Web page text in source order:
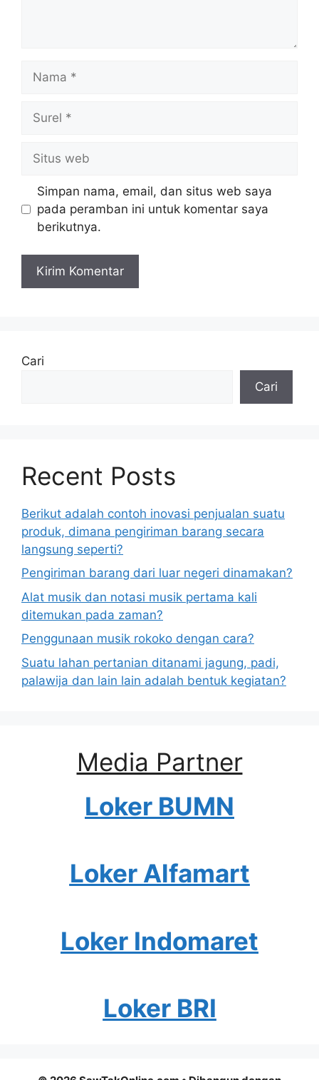
Nama
Surel
Situs
web
Simpan nama, email, dan situs web saya
pada peramban ini untuk komentar saya
berikutnya.
Cari
Cari
Recent Posts
Berikut adalah contoh inovasi penjualan suatu
produk, dimana pengiriman barang secara
langsung seperti?
Pengiriman barang dari luar negeri dinamakan?
Alat musik dan notasi musik pertama kali
ditemukan pada zaman?
Penggunaan musik rokoko dengan cara?
Suatu lahan pertanian ditanami jagung, padi,
palawija dan lain lain adalah bentuk kegiatan?
Media Partner
Loker BUMN
Loker Alfamart
Loker Indomaret
Loker BRI